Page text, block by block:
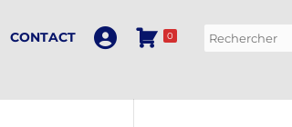
CONTACT 0